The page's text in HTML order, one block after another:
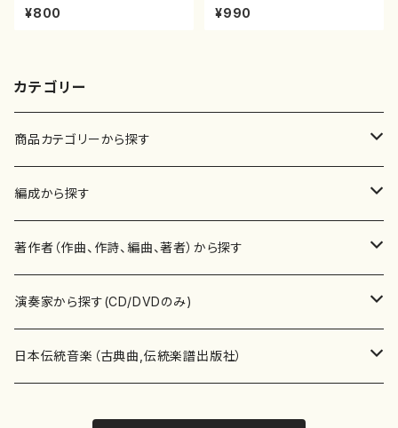
雄/楽譜）都山流公刊楽譜曲番:2
167
¥800
譜）
¥990
カテゴリー
商品カテゴリーから探す
楽譜
書籍
書籍
テキストブック
CD・DVD
チケット
編成から探す
邦楽器
箏・琴（ソロ）
箏・琴（合奏）
合唱
混声合唱
歌・声
著作者（作曲、作詩、編曲、著者）から探す
あ行
青木省三(アオキ ショウゾウ)
か行
演奏家から探す(CD/DVDのみ)
邦楽（箏、三味線、尺八等）演奏家
日本伝統音楽（古典曲,伝統楽譜出版社）